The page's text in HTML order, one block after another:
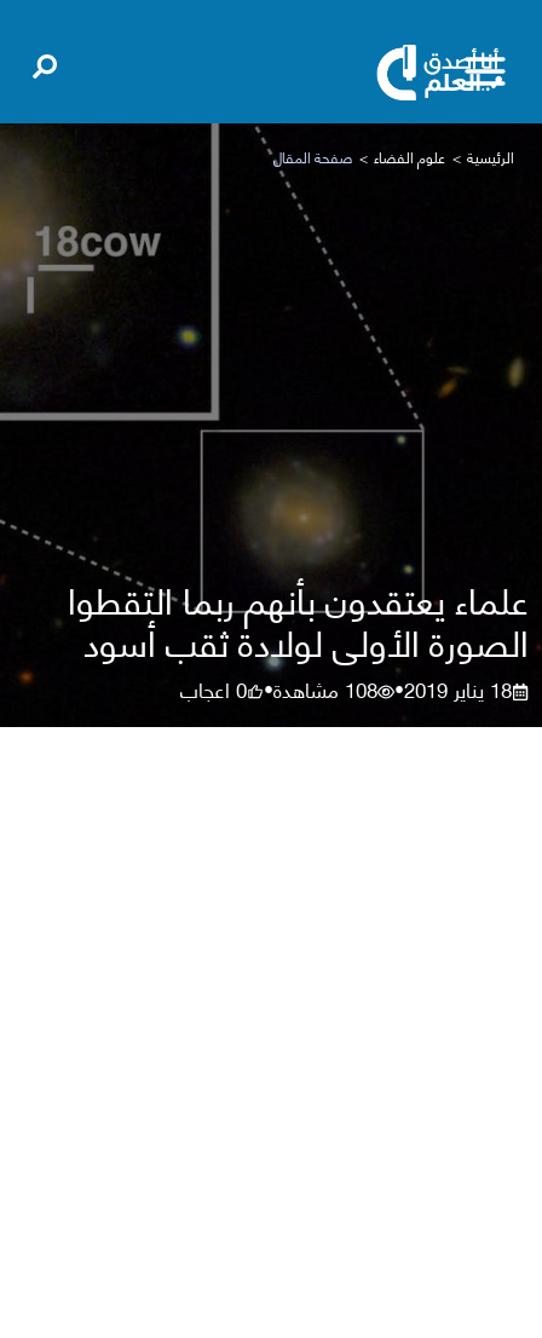
الرئيسية علوم الفضاء صفحة المقال
علماء يعتقدون بأنهم ربما التقطوا
الصورة الأولى لولادة ثقب أسود
18 يناير 2019 •
108 مشاهدة•
0اعجاب